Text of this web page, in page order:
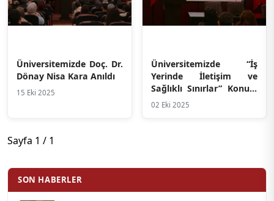
Üniversitemizde Doç. Dr.
Dönay Nisa Kara Anıldı
15 Eki 2025
Üniversitemizde “İş
Yerinde İletişim ve
Sağlıklı Sınırlar” Konulu
Hizmet İçi Eğitim
02 Eki 2025
Sayfa 1 / 1
SON HABERLER